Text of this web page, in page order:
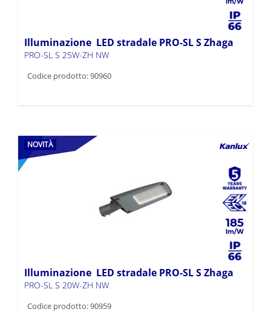
Illuminazione LED stradale PRO-SL S Zhaga
PRO-SL S 25W-ZH NW
Codice prodotto: 90960
NOVITÀ
185
Illuminazione LED stradale PRO-SL S Zhaga
PRO-SL S 20W-ZH NW
Codice prodotto: 90959